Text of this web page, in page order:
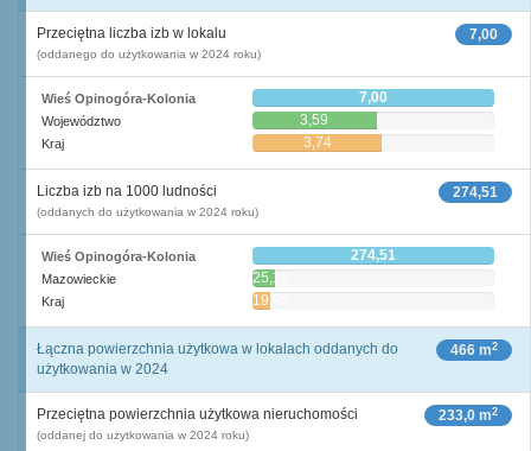
7,00
Przeciętna liczba izb w lokalu
(oddanego do użytkowania w 2024 roku)
Wieś Opinogóra-Kolonia 7,00
Województwo 3,59
Kraj 3,74
274,51
Liczba izb na 1000 ludności
(oddanych do użytkowania w 2024 roku)
Wieś Opinogóra-Kolonia 274,51
Mazowieckie 25,10
Kraj 19,95
466 m2
Łączna powierzchnia użytkowa w lokalach oddanych do
użytkowania w 2024
233,0 m2
Przeciętna powierzchnia użytkowa nieruchomości
(oddanej do użytkowania w 2024 roku)